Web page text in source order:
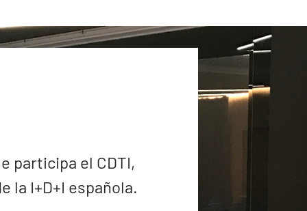
participa el CDTI,
la I+D+I española.